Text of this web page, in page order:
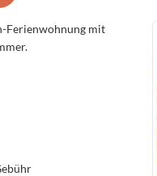
Ferienwohnung mit